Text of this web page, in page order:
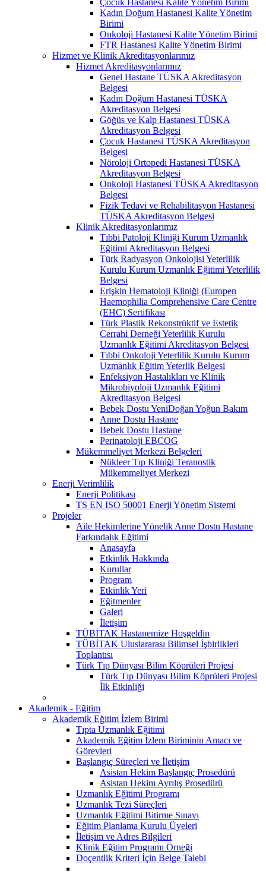
Kadın Doğum Hastanesi Kalite Yönetim
Birimi
Onkoloji Hastanesi Kalite Yönetim Birimi
FTR Hastanesi Kalite Yönetim Birimi
Hizmet ve Klinik Akreditasyonlarımız
Hizmet Akreditasyonlarımız
Genel Hastane TÜSKA Akreditasyon
Belgesi
Kadın Doğum Hastanesi TÜSKA
Akreditasyon Belgesi
Göğüs ve Kalp Hastanesi TÜSKA
Akreditasyon Belgesi
Çocuk Hastanesi TÜSKA Akreditasyon
Belgesi
Nöroloji Ortopedi Hastanesi TÜSKA
Akreditasyon Belgesi
Onkoloji Hastanesi TÜSKA Akreditasyon
Belgesi
Fizik Tedavi ve Rehabilitasyon Hastanesi
TÜSKA Akreditasyon Belgesi
Klinik Akreditasyonlarımız
Tıbbi Patoloji Kliniği Kurum Uzmanlık
Eğitimi Akreditasyon Belgesi
Türk Radyasyon Onkolojisi Yeterlilik
Kurulu Kurum Uzmanlık Eğitimi Yeterlilik
Belgesi
Erişkin Hematoloji Kliniği (Europen
Haemophilia Comprehensive Care Centre
(EHC) Sertifikası
Türk Plastik Rekonstrüktif ve Estetik
Cerrahi Derneği Yeterlilik Kurulu
Uzmanlık Eğitimi Akreditasyon Belgesi
Tıbbi Onkoloji Yeterlilik Kurulu Kurum
Uzmanlık Eğitim Yeterlik Belgesi
Enfeksiyon Hastalıkları ve Klinik
Mikrobiyoloji Uzmanlık Eğitimi
Akreditasyon Belgesi
Bebek Dostu YeniDoğan Yoğun Bakım
Anne Dostu Hastane
Bebek Dostu Hastane
Perinatoloji EBCOG
Mükemmeliyet Merkezi Belgeleri
Nükleer Tıp Kliniği Teranostik
Mükemmeliyet Merkezi
Enerji Verimlilik
Enerji Politikası
TS EN ISO 50001 Enerji Yönetim Sistemi
Projeler
Aile Hekimlerine Yönelik Anne Dostu Hastane
Farkındalık Eğitimi
Anasayfa
Etkinlik Hakkında
Kurullar
Program
Etkinlik Yeri
Eğitmenler
Galeri
İletişim
TÜBİTAK Hastanemize Hoşgeldin
TÜBİTAK Uluslararası Bilimsel İşbirlikleri
Toplantısı
Türk Tıp Dünyası Bilim Köprüleri Projesi
Türk Tıp Dünyası Bilim Köprüleri Projesi
İlk Etkinliği
Akademik - Eğitim
Akademik Eğitim İzlem Birimi
Tıpta Uzmanlık Eğitimi
Akademik Eğitim İzlem Biriminin Amacı ve
Görevleri
Başlangıç Süreçleri ve İletişim
Asistan Hekim Başlangıç Prosedürü
Asistan Hekim Ayrılış Prosedürü
Uzmanlık Eğitimi Programı
Uzmanlık Tezi Süreçleri
Uzmanlık Eğitimi Bitirme Sınavı
Eğitim Planlama Kurulu Üyeleri
İletişim ve Adres Bilgileri
Klinik Eğitim Programı Örneği
Doçentlik Kriteri İçin Belge Talebi